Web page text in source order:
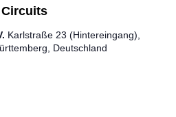
Circuits
Karlstraße 23 (Hintereingang),
Deutschland